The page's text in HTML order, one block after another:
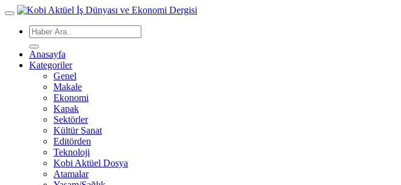
Anasayfa
Kategoriler
Genel
Makale
Ekonomi
Kapak
Sektörler
Kültür Sanat
Editörden
Teknoloji
Kobi Aktüel Dosya
Atamalar